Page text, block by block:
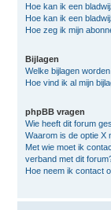
Hoe kan ik een
Hoe kan ik een
Hoe zeg ik mijn
Bijlagen
Welke bijlagen
Hoe vind ik al mijn
phpBB vragen
Wie heeft dit forum
Waarom is de optie X
Met wie moet ik
verband met dit
Hoe neem ik contact